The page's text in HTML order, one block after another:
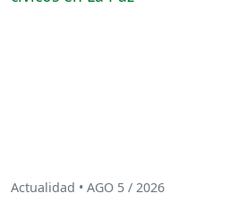
Actualidad • AGO 5 / 2026